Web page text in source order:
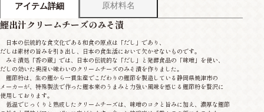
アイテム詳細 原材料名
鰹出汁クリームチーズのみそ漬
日本の伝統的な食文化である和食の原点は「だし」であり、
だしは素材の旨みを引き出し、日本の食生活において欠かせないものです。
みそ漬処「香の蔵」では、日本の伝統的な「だし」と発酵食品の「味噌」を使い、
だしの効いた奥深い味わいのクリームチーズのみそ漬を作りました。
鰹節粉は、生の鰹から一貫生産でこだわりの鰹節を製造している静岡県焼津市の
メーカーが、特殊製法で作った鰹本来のうまみと力強い風味を感じる鰹節粉を贅沢に
使用しております。
低温でじっくりと熟成したクリームチーズは、味噌のコクと旨みに加え、濃厚な鰹節